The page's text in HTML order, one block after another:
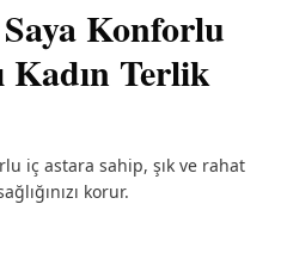
Konforlu
Kadın Terlik
iç astara sahip, şık ve rahat
korur.